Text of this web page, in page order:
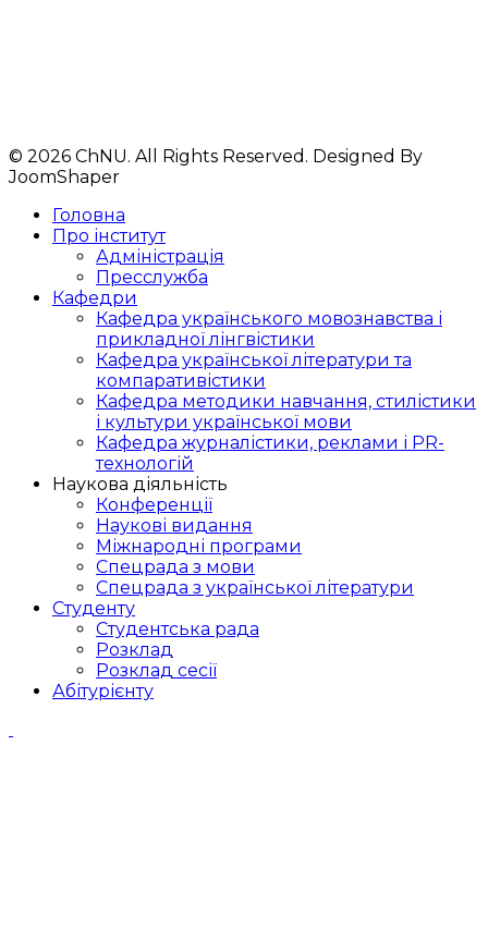
© 2026 ChNU. All Rights Reserved. Designed By
JoomShaper
Головна
Про інститут
Адміністрація
Пресслужба
Кафедри
Кафедра українського мовознавства і
прикладної лінгвістики
Кафедра української літератури та
компаративістики
Кафедра методики навчання, стилістики
і культури української мови
Кафедра журналістики, реклами і PR-
технологій
Наукова діяльність
Конференції
Наукові видання
Міжнародні програми
Спецрада з мови
Спецрада з української літератури
Студенту
Студентська рада
Розклад
Розклад сесії
Абітурієнту